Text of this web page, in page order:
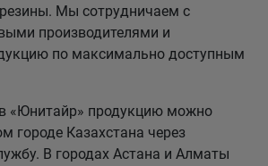
Мы сотрудничаем с
производителями и
по максимально доступным
«Юнитайр» продукцию можно
городе Казахстана через
В городах Астана и Алматы